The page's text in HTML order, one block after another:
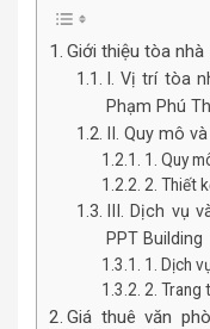
Giới thiệu tòa
I. Vị trí tòa
Phạm Phú
II. Quy mô
1. Quy
2. Thiết
III. Dịch vụ
PPT Building
1. Dịch
2. Trang
Giá thuê văn